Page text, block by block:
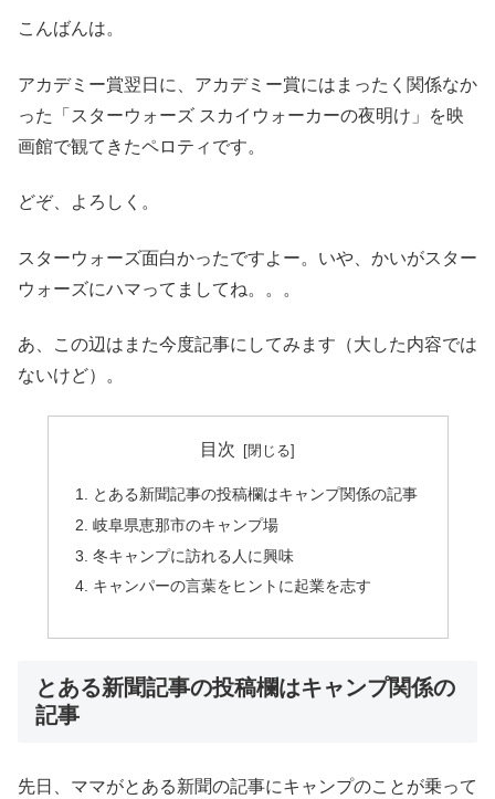
こんばんは。
アカデミー賞翌日に、アカデミー賞にはまったく関係なか
った「スターウォーズ スカイウォーカーの夜明け」を映
画館で観てきたペロティです。
どぞ、よろしく。
スターウォーズ面白かったですよー。いや、かいがスター
ウォーズにハマってましてね。。。
あ、この辺はまた今度記事にしてみます（大した内容では
ないけど）。
目次
とある新聞記事の投稿欄はキャンプ関係の記事
岐阜県恵那市のキャンプ場
冬キャンプに訪れる人に興味
キャンパーの言葉をヒントに起業を志す
とある新聞記事の投稿欄はキャンプ関係の
記事
先日、ママがとある新聞の記事にキャンプのことが乗って